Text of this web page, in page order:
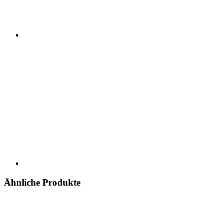
Ähnliche Produkte